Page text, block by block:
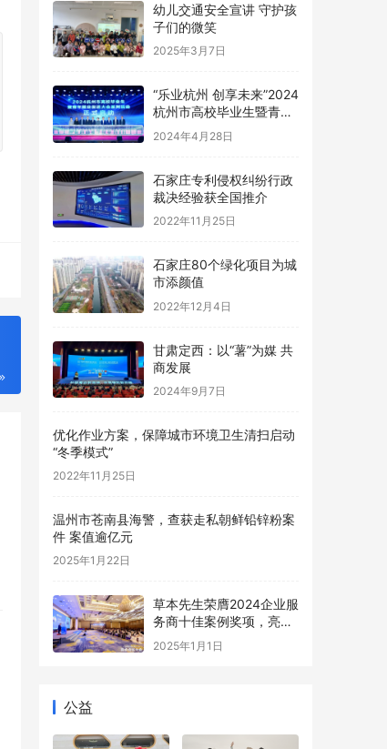
幼儿交通安全宣讲 守护孩
子们的微笑
2025年3月7日
“乐业杭州 创享未来”2024
杭州市高校毕业生暨青年
就业促进大会圆满举行
2024年4月28日
石家庄专利侵权纠纷行政
裁决经验获全国推介
2022年11月25日
石家庄80个绿化项目为城
市添颜值
2022年12月4日
甘肃定西：以“薯”为媒 共
商发展
2024年9月7日
优化作业方案，保障城市环境卫生清扫启动
“冬季模式”
2022年11月25日
温州市苍南县海警，查获走私朝鲜铅锌粉案
件 案值逾亿元
2025年1月22日
草本先生荣膺2024企业服
务商十佳案例奖项，亮相
中国商会会长大会共话健
康数字未来
2025年1月1日
公益